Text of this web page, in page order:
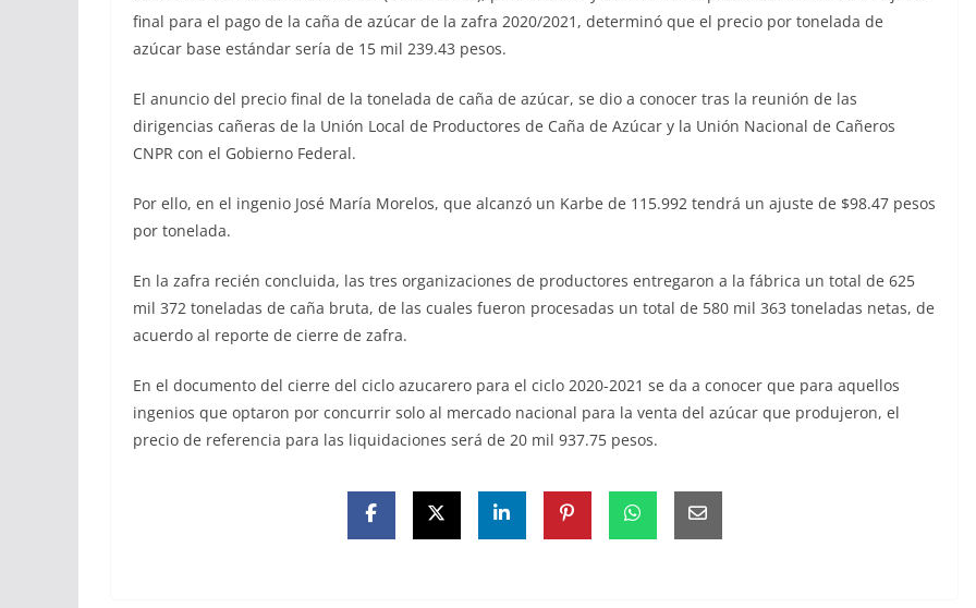
final para el pago de la caña de azúcar de la zafra 2020/2021, determinó que el precio por tonelada de
azúcar base estándar sería de 15 mil 239.43 pesos.
El anuncio del precio final de la tonelada de caña de azúcar, se dio a conocer tras la reunión de las
dirigencias cañeras de la Unión Local de Productores de Caña de Azúcar y la Unión Nacional de Cañeros
CNPR con el Gobierno Federal.
Por ello, en el ingenio José María Morelos, que alcanzó un Karbe de 115.992 tendrá un ajuste de $98.47 pesos
por tonelada.
En la zafra recién concluida, las tres organizaciones de productores entregaron a la fábrica un total de 625
mil 372 toneladas de caña bruta, de las cuales fueron procesadas un total de 580 mil 363 toneladas netas, de
acuerdo al reporte de cierre de zafra.
En el documento del cierre del ciclo azucarero para el ciclo 2020-2021 se da a conocer que para aquellos
ingenios que optaron por concurrir solo al mercado nacional para la venta del azúcar que produjeron, el
precio de referencia para las liquidaciones será de 20 mil 937.75 pesos.